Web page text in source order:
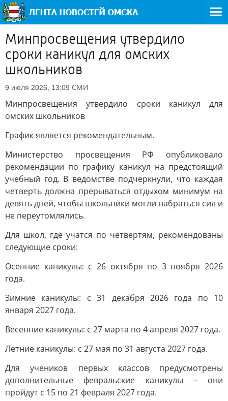
Минпросвещения утвердило
сроки каникул для омских
школьников
9 июля 2026, 13:09 СМИ
Минпросвещения утвердило сроки каникул для
омских школьников
График является рекомендательным.
Министерство просвещения РФ опубликовало
рекомендации по графику каникул на предстоящий
учебный год. В ведомстве подчеркнули, что каждая
четверть должна прерываться отдыхом минимум на
девять дней, чтобы школьники могли набраться сил и
не переутомлялись.
Для школ, где учатся по четвертям, рекомендованы
следующие сроки:
Осенние каникулы: с 26 октября по 3 ноября 2026
года.
Зимние каникулы: с 31 декабря 2026 года по 10
января 2027 года.
Весенние каникулы: с 27 марта по 4 апреля 2027 года.
Летние каникулы: с 27 мая по 31 августа 2027 года.
Для учеников первых классов предусмотрены
дополнительные февральские каникулы – они
пройдут с 15 по 21 февраля 2027 года.